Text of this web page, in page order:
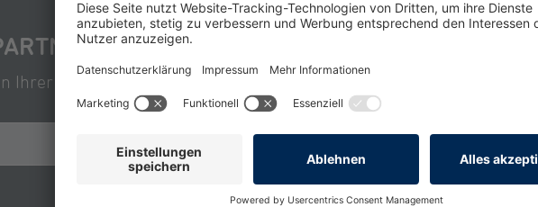
FINDEN
Ihrer Nähe? Finden Sie jetzt Ihren konkreten Ansprechpartner für